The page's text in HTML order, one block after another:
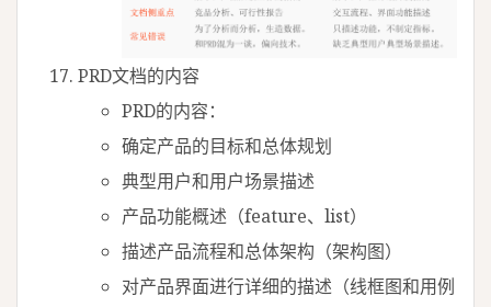
PRD文档的内容
PRD的内容：
确定产品的目标和总体规划
典型用户和用户场景描述
产品功能概述（feature、list）
描述产品流程和总体架构（架构图）
对产品界面进行详细的描述（线框图和用例